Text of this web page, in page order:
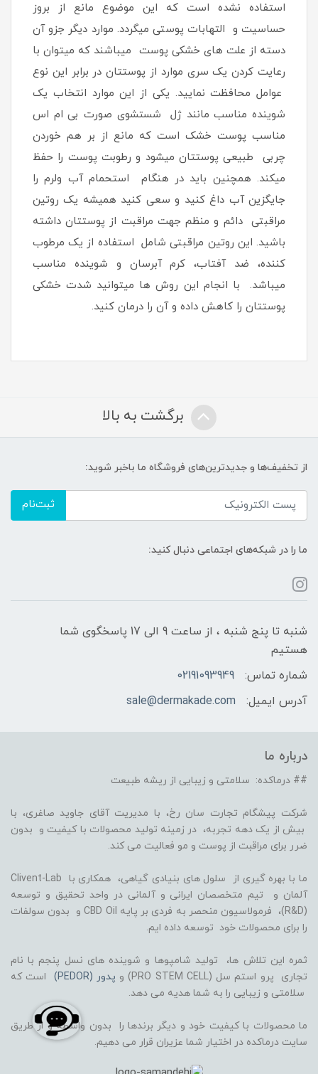
استفاده نشده است که این موضوع مانع از بروز
حساسیت و التهابات پوستی میگردد. موارد دیگر جزو آن
دسته از علت های خشکی پوست میباشند که میتوان با
رعایت کردن یک سری موارد از پوستتان در برابر این نوع
عوامل محافظت نمایید. یکی از این موارد انتخاب یک
شوینده مناسب مانند ژل شستشوی صورت بی ام اس
مناسب پوست خشک است که مانع از بر هم خوردن
چربی طبیعی پوستتان میشود و رطوبت پوست را حفظ
میکند. همچنین باید در هنگام استحمام آب ولرم را
جایگزین آب داغ کنید و سعی کنید همیشه یک روتین
مراقبتی دائم و منظم جهت مراقبت از پوستتان داشته
باشید. این روتین مراقبتی شامل استفاده از یک مرطوب
کننده، ضد آفتاب، کرم آبرسان و شوینده مناسب
میباشد. با انجام این روش ها میتوانید شدت خشکی
پوستتان را کاهش داده و آن را درمان کنید.
برگشت به بالا
از تخفیف‌ها و جدیدترین‌های فروشگاه ما باخبر شوید:
ثبت‌نام
ما را در شبکه‌های اجتماعی دنبال کنید:
شنبه تا پنج شنبه ، از ساعت 9 الی 17 پاسخگوی شما
هستیم
شماره تماس:
02191093949
آدرس ایمیل:
sale@dermakade.com
درباره ما
## درماکده: سلامتی و زیبایی از ریشه طبیعت
شرکت پیشگام تجارت سان رخ، با مدیریت آقای جاوید صاغری، با
بیش از یک دهه تجربه، در زمینه تولید محصولات با کیفیت و بدون
ضرر برای مراقبت از پوست و مو فعالیت می کند.
ما با بهره گیری از سلول های بنیادی گیاهی، همکاری با Clivent-Lab
آلمان و تیم متخصصان ایرانی و آلمانی در واحد تحقیق و توسعه
(R&D)، فرمولاسیون منحصر به فردی بر پایه CBD Oil و بدون سولفات
را برای محصولات خود توسعه داده ایم.
ثمره این تلاش ها، تولید شامپوها و شوینده های نسل پنجم با نام
تجاری پرو استم سل (PRO STEM CELL) و
پدور (PEDOR)
است که
سلامتی و زیبایی را به شما هدیه می دهد.
ما محصولات با کیفیت خود و دیگر برندها را بدون واسطه و از طریق
سایت درماکده در اختیار شما عزیران قرار می دهیم.